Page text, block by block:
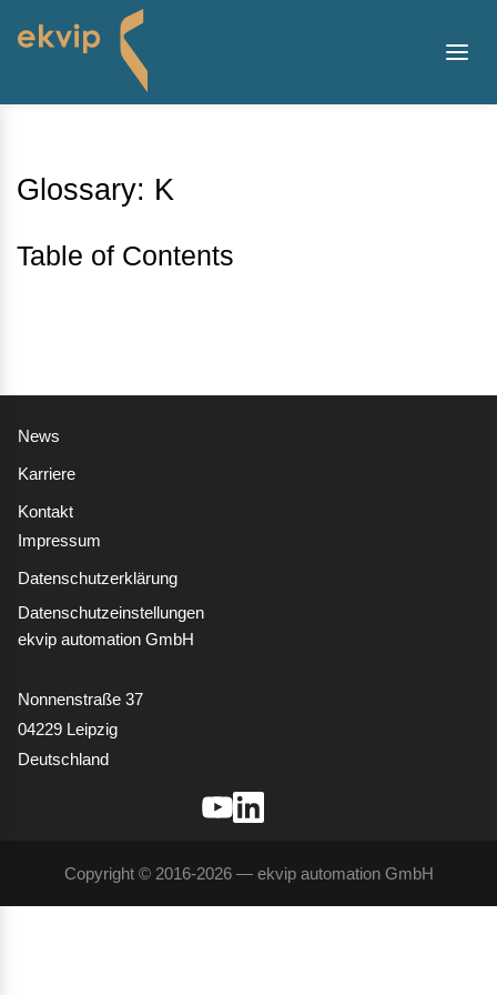
Glossary: K
Table of Contents
News
Karriere
Kontakt
Impressum
Datenschutzerklärung
Datenschutzeinstellungen
ekvip automation GmbH
Nonnenstraße 37
04229 Leipzig
Deutschland
Copyright © 2016-2026 — ekvip automation GmbH